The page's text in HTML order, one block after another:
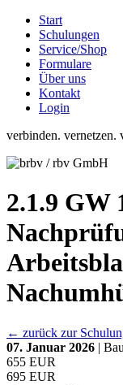
Start
Schulungen
Service/Shop
Formulare
Über uns
Kontakt
Login
verbinden. vernetzen.
2.1.9 GW
← zurück zur
07. Januar 2026 |
655 EUR
695 EUR